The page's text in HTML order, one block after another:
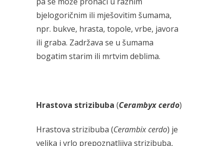
bjelogoričnim ili mješovitim šumama,
npr. bukve, hrasta, topole, vrbe, javora
ili graba. Zadržava se u šumama
bogatim starim ili mrtvim deblima.
Hrastova strizibuba (Cerambyx cerdo)
Hrastova strizibuba (Cerambix cerdo) je
velika i vrlo prepoznatljiva strizibuba,